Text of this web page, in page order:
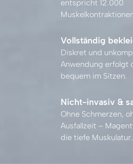
entspricht
Vollständig
Diskret und
Anwendung erfolgt
bequem im Sitzen.
Nicht-invasiv &
Ohne Schmerzen,
Ausfallzeit –
die tiefe Muskulatur.